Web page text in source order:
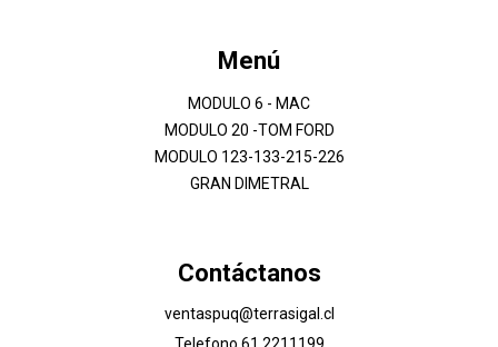
Menú
MODULO 6 - MAC
MODULO 20 -TOM FORD
MODULO 123-133-215-226
GRAN DIMETRAL
Contáctanos
ventaspuq@terrasigal.cl
Telefono 61 2211199